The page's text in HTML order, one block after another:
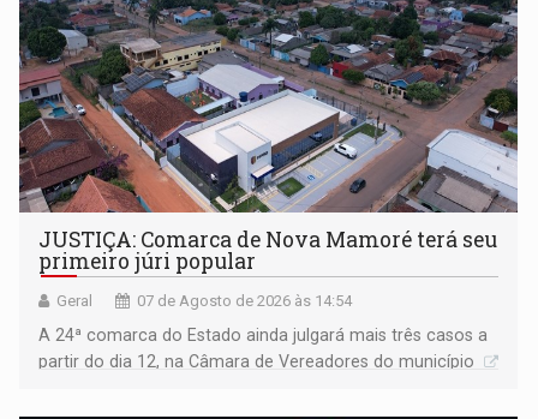
JUSTIÇA: Comarca de Nova Mamoré terá seu
primeiro júri popular
Geral 07 de Agosto de 2026 às 14:54
A 24ª comarca do Estado ainda julgará mais três casos a
partir do dia 12, na Câmara de Vereadores do município